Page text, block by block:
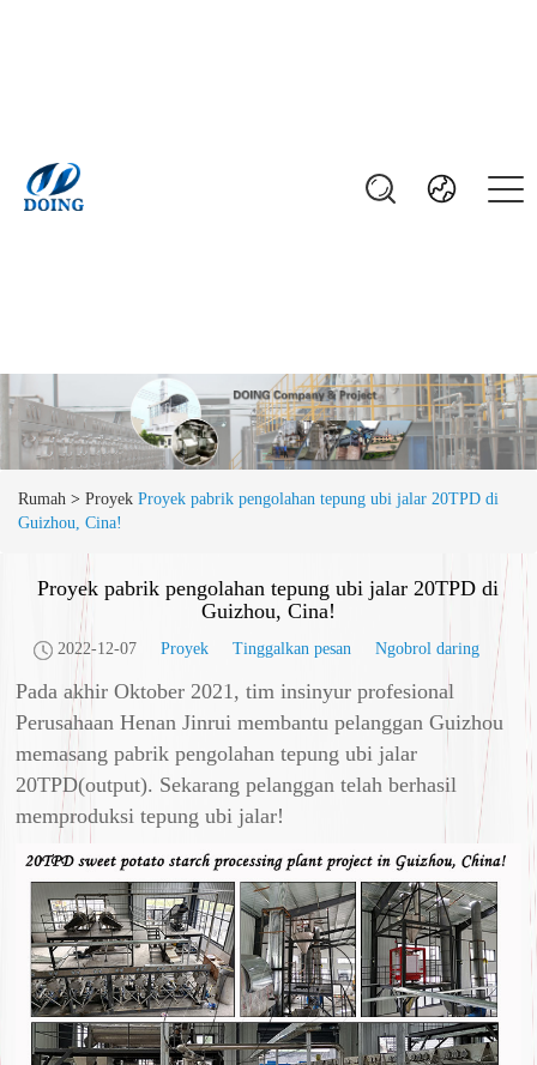
Rumah > Proyek Proyek pabrik pengolahan tepung ubi jalar 20TPD di
Guizhou, Cina!
Proyek pabrik pengolahan tepung ubi jalar 20TPD di
Guizhou, Cina!
2022-12-07 Proyek Tinggalkan pesan Ngobrol daring
Pada akhir Oktober 2021, tim insinyur profesional
Perusahaan Henan Jinrui membantu pelanggan Guizhou
memasang pabrik pengolahan tepung ubi jalar
20TPD(output). Sekarang pelanggan telah berhasil
memproduksi tepung ubi jalar!